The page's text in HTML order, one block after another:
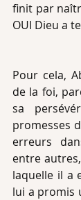
finit par
OUI Dieu a
Pour cela,
de la foi,
sa
promesses
erreurs
entre
laquelle il a
lui a promis